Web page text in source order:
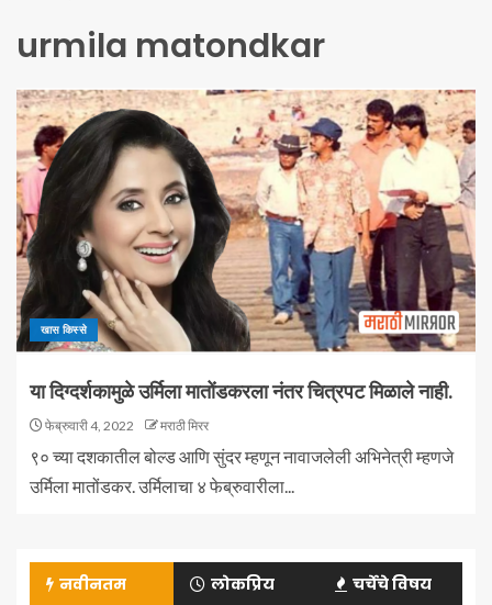
urmila matondkar
खास किस्से
या दिग्दर्शकामुळे उर्मिला मातोंडकरला नंतर चित्रपट मिळाले नाही.
फेब्रुवारी 4, 2022 मराठी मिरर
९० च्या दशकातील बोल्ड आणि सुंदर म्हणून नावाजलेली अभिनेत्री म्हणजे
उर्मिला मातोंडकर. उर्मिलाचा ४ फेब्रुवारीला...
नवीनतम लोकप्रिय चर्चेचे विषय